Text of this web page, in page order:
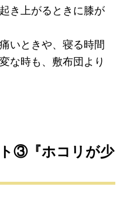
き上がるときに膝が
いときや、寝る時間
な時も、敷布団より
③『ホコリが少